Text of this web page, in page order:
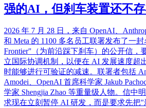
强的AI，但刹车装置还不
2026 年 7 月 28 日，来自 OpenAI、
和 Meta 的 1100 多名员工联署发布了一封
Frontier"（为前沿踩下刹车）的公开信，
立国际协调机制，以便在 AI 发展速度超
时能够进行可验证的减速。联署者包括
Amodei、OpenAI 首席科学家 Jakub
学家 Shengjia Zhao 等重量级人物。信中
求现在立刻暂停 AI 研发，而是要求先把"